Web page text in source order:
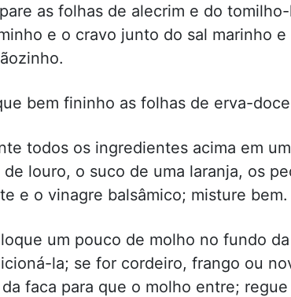
as folhas de alecrim e do
e o cravo junto do sal marinho
bem fininho as folhas de erva-
todos os ingredientes acima em
louro, o suco de uma laranja, os
e o vinagre balsâmico; misture bem.
um pouco de molho no fundo
la; se for cordeiro, frango ou
faca para que o molho entre;